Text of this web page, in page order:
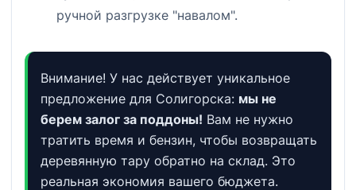
ручной разгрузке "навалом".
Внимание! У нас действует уникальное
предложение для Солигорска: мы не
берем залог за поддоны! Вам не нужно
тратить время и бензин, чтобы возвращать
деревянную тару обратно на склад. Это
реальная экономия вашего бюджета.